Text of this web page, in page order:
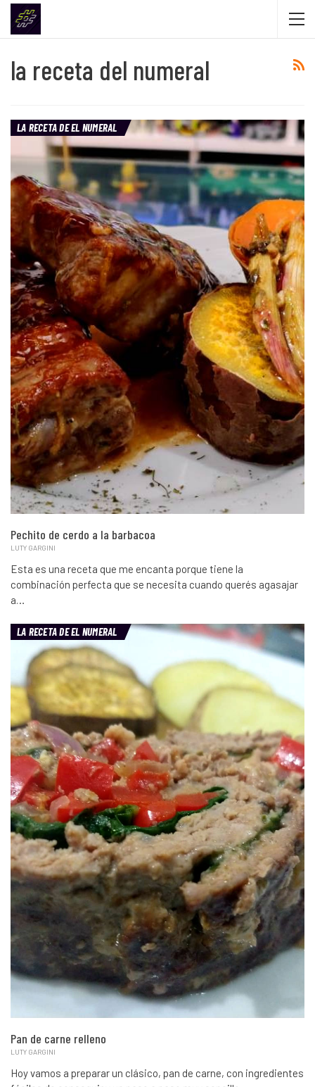
la receta del numeral
LA RECETA DE EL NUMERAL
Pechito de cerdo a la barbacoa
LUTY GARGINI
Esta es una receta que me encanta porque tiene la
combinación perfecta que se necesita cuando querés agasajar
a…
LA RECETA DE EL NUMERAL
Pan de carne relleno
LUTY GARGINI
Hoy vamos a preparar un clásico, pan de carne, con ingredientes